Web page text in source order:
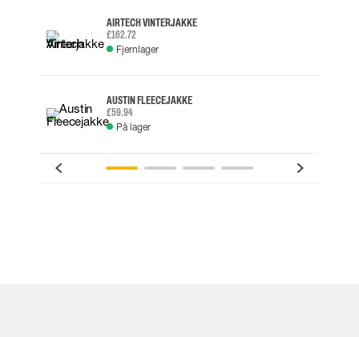
AIRTECH VINTERJAKKE
£162.72
Fjernlager
AUSTIN FLEECEJAKKE
£59.94
På lager